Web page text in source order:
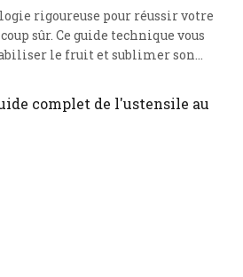
rigoureuse pour réussir votre
sûr. Ce guide technique vous
le fruit et sublimer son